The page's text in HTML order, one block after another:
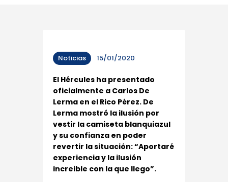
Noticias 15/01/2020
El Hércules ha presentado
oficialmente a Carlos De
Lerma en el Rico Pérez. De
Lerma mostró la ilusión por
vestir la camiseta blanquiazul
y su confianza en poder
revertir la situación: “Aportaré
experiencia y la ilusión
increible con la que llego”.